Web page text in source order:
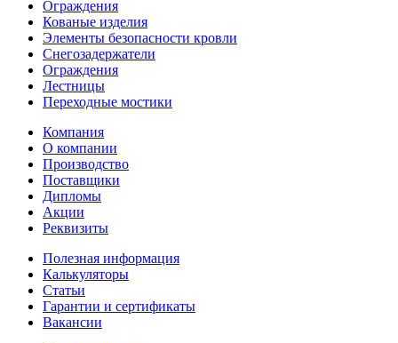
Ограждения
Кованые изделия
Элементы безопасности кровли
Снегозадержатели
Ограждения
Лестницы
Переходные мостики
Компания
О компании
Производство
Поставщики
Дипломы
Акции
Реквизиты
Полезная информация
Калькуляторы
Статьи
Гарантии и сертификаты
Вакансии